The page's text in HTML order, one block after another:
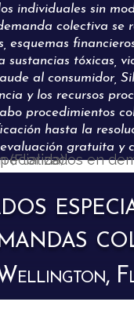
individuales sin
colectiva se
esquemas
sustancias tóxicas,
al consumidor,
y los recursos
procedimientos
hasta la
gratuita y